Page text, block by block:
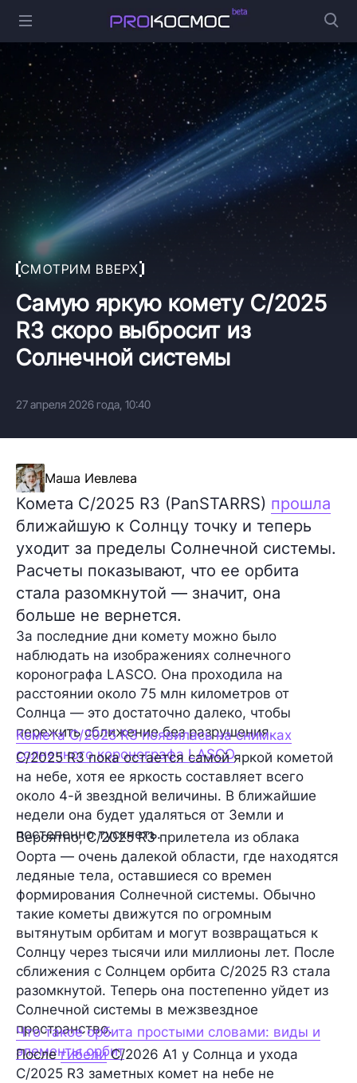
СМОТРИМ ВВЕРХ
Самую яркую комету C/2025
R3 скоро выбросит из
Солнечной системы
27 апреля 2026 года, 10:40
Маша Иевлева
Комета C/2025 R3 (PanSTARRS) прошла
ближайшую к Солнцу точку и теперь
уходит за пределы Солнечной системы.
Расчеты показывают, что ее орбита
стала разомкнутой — значит, она
больше не вернется.
За последние дни комету можно было
наблюдать на изображениях солнечного
коронографа LASCO. Она проходила на
расстоянии около 75 млн километров от
Солнца — это достаточно далеко, чтобы
пережить сближение без разрушения.
Комета C/2025 R3 появилась на снимках
солнечного коронографа LASCO
C/2025 R3 пока остается самой яркой кометой
на небе, хотя ее яркость составляет всего
около 4-й звездной величины. В ближайшие
недели она будет удаляться от Земли и
постепенно тускнеть.
Вероятно, C/2025 R3 прилетела из облака
Оорта — очень далекой области, где находятся
ледяные тела, оставшиеся со времен
формирования Солнечной системы. Обычно
такие кометы движутся по огромным
вытянутым орбитам и могут возвращаться к
Солнцу через тысячи или миллионы лет. После
сближения с Солнцем орбита C/2025 R3 стала
разомкнутой. Теперь она постепенно уйдет из
Солнечной системы в межзвездное
пространство.
Что такое орбита простыми словами: виды и
элементы орбит
ПослегибелиC/2026 A1 у Солнца и ухода
C/2025 R3 заметных комет на небе не